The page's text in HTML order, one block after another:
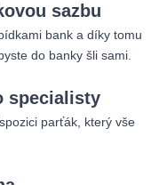
sazbu
bank a díky tomu
do banky šli sami.
specialisty
parťák, který vše